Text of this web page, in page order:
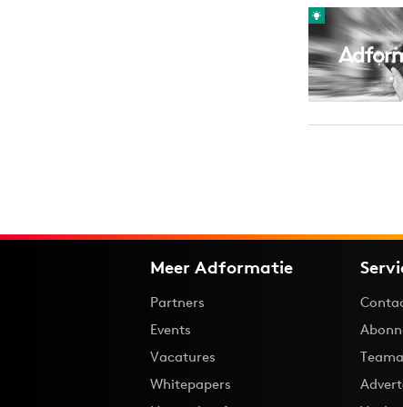
Influencer
Interne
Meer Adformatie
Partners
Events
Vacatures
Whitepapers